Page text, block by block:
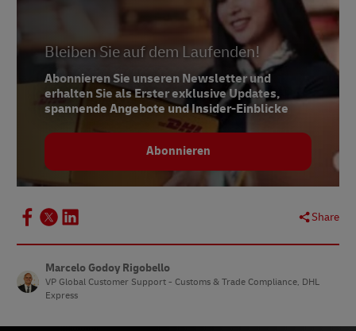
Bleiben Sie auf dem Laufenden!
Abonnieren Sie unseren Newsletter und
erhalten Sie als Erster exklusive Updates,
spannende Angebote und Insider-Einblicke
Abonnieren
Share
Marcelo Godoy Rigobello
VP Global Customer Support - Customs & Trade Compliance, DHL
Express